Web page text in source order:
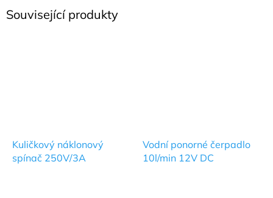
Související produkty
Kuličkový náklonový
spínač 250V/3A
Vodní ponorné čerpadlo
10l/min 12V DC